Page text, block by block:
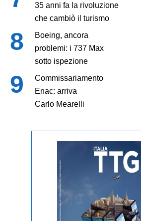
35 anni fa la rivoluzione
che cambiò il turismo
Boeing, ancora
problemi: i 737 Max
sotto ispezione
Commissariamento
Enac: arriva
Carlo Mearelli